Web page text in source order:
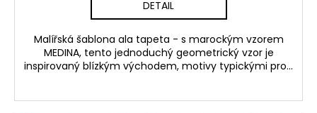
DETAIL
Malířská šablona ala tapeta - s marockým vzorem
MEDINA, tento jednoduchý geometrický vzor je
inspirovaný blízkým východem, motivy typickými pro...